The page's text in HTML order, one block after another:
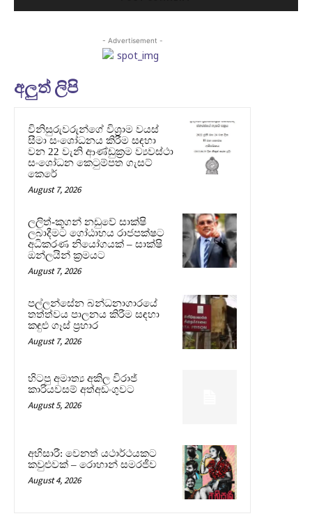
- Advertisement -
අලුත් ලිපි
විනිසුරුවරුන්ගේ විශ්‍රාම වයස්
සීමා සංශෝධනය කිරීම සඳහා
වන 22 වැනි ආණ්ඩුක්‍රම ව්‍යවස්ථා
සංශෝධන කෙටුම්පත ගැසට්
කෙරේ
August 7, 2026
ලලිත්-කූගන් නඩුවේ සාක්ෂි
ලබාදීමට ගෝඨාභය රාජපක්ෂට
අධිකරණ නියෝගයක් – සාක්ෂි
ඔන්ලයින් ක්‍රමයට
August 7, 2026
පල්ලන්සේන බන්ධනාගාරයේ
තත්ත්වය පාලනය කිරීම සඳහා
කඳුළු ගෑස් ප්‍රහාර
August 7, 2026
හිටපු අමාත්‍ය අකිල විරාජ්
කාරියවසම් අත්අඩංගුවට
August 5, 2026
අභිසාරී: වෙනත් යථාර්ථයකට
කවුළුවක් – රොහාන් සමරජීව
August 4, 2026